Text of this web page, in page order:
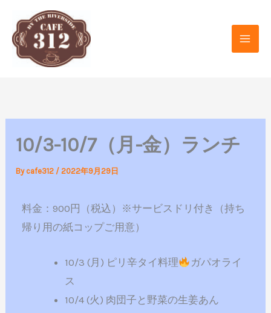
プ
10/3-10/7（月-金）ランチ
By cafe312 /2022年9月29日
料金：900円（税込）※サービスドリ付き（持ち
帰り用の紙コップご用意）
10/3 (月) ピリ辛タイ料理
ガパオライ
ス
10/4 (火) 肉団子と野菜の生姜あん